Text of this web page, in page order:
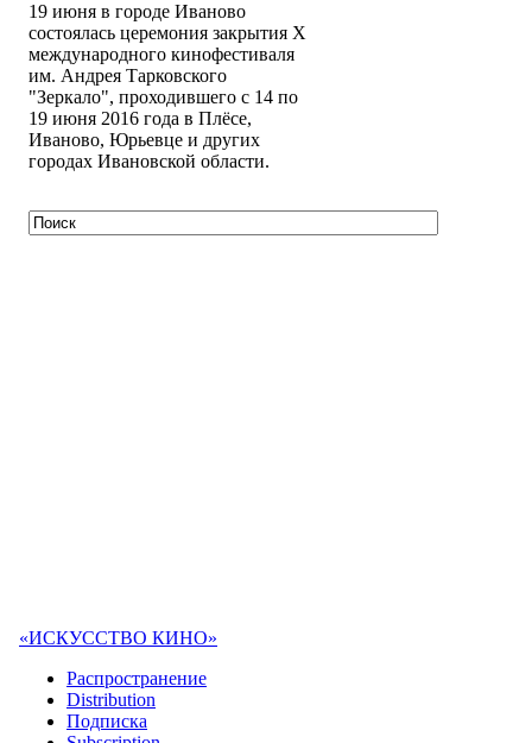
19 июня в городе Иваново
состоялась церемония закрытия X
международного кинофестиваля
им. Андрея Тарковского
"Зеркало", проходившего с 14 по
19 июня 2016 года в Плёсе,
Иваново, Юрьевце и других
городах Ивановской области.
«ИСКУССТВО КИНО»
Распространение
Distribution
Подписка